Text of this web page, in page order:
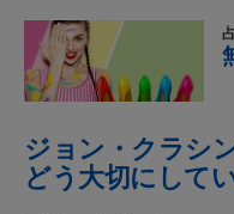
ジョン・クラシ
どう大切にして